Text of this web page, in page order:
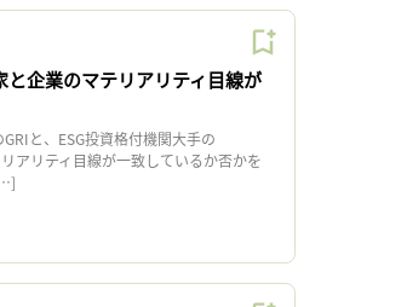
と企業のマテリアリティ目線が
と、ESG投資格付機関大手の
アリティ目線が一致しているか否かを